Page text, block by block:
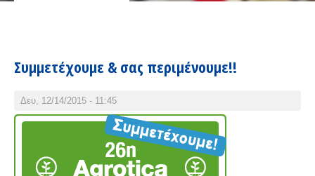
Συμμετέχουμε & σας περιμένουμε!!
Δευ, 12/14/2015 - 11:45